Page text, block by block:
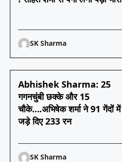
SK Sharma
Abhishek Sharma: 25
गगनचुंबी छक्के और 15
चौके….अभिषेक शर्मा ने 91 गेंदों में
जड़े दिए 233 रन
SK Sharma